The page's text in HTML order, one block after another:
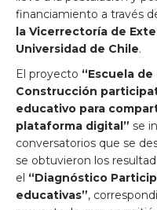
financiamiento a través
la Vicerrectoría de
Universidad de Chile.
El proyecto “Escuela
Construcción
educativo para
plataforma digital” se
conversatorios que se
se obtuvieron los
el “Diagnóstico
educativas”,